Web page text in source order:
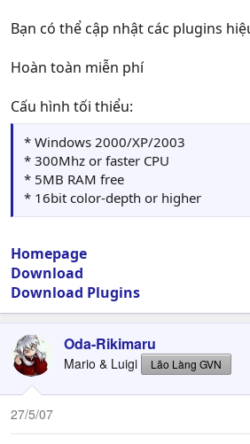
Bạn có thể cập nhật các plugins
Hoàn toàn miễn phí
Cấu hình tối thiểu:
* Windows 2000/XP/2003
* 300Mhz or faster CPU
* 5MB RAM free
* 16bit color-depth or higher
Homepage
Download
Download Plugins
Oda-Rikimaru
Mario & Luigi Lão Làng GVN
27/5/07